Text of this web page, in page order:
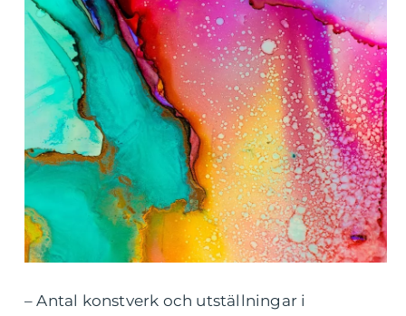
– Antal konstverk och utställningar i